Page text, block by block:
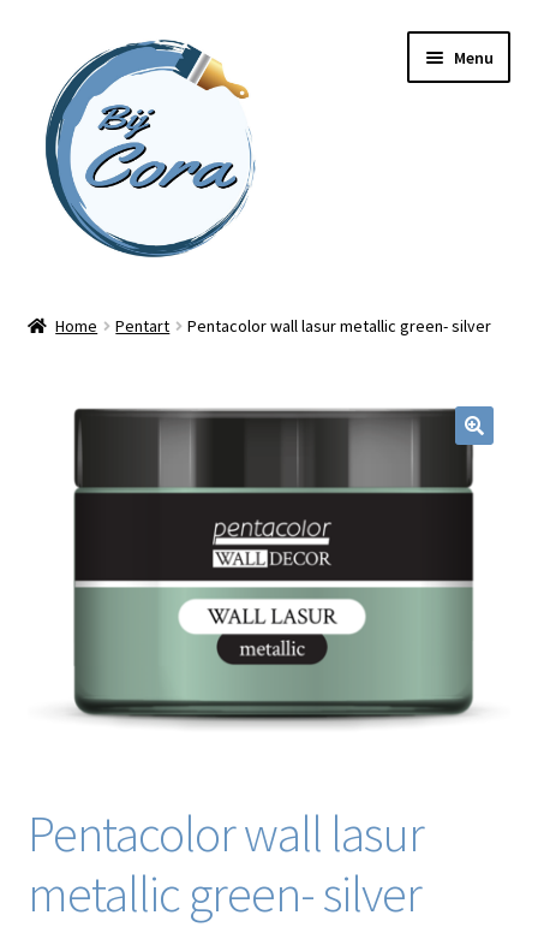
naar
navigatie
inhoud
Menu
Online cursussen
Home Pentart Pentacolor wall lasur metallic green- silver
Pentacolor wall lasur
metallic green- silver